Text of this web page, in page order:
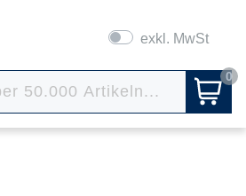
exkl. MwSt
0